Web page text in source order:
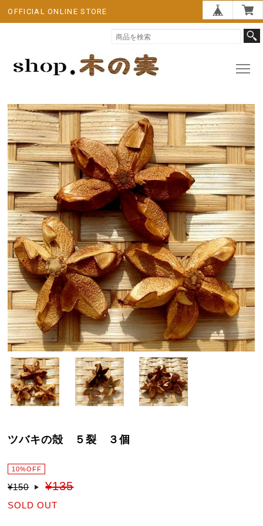
OFFICIAL ONLINE STORE
ツバキの殻 ５裂 ３個
10%OFF
¥150 ¥135
SOLD OUT